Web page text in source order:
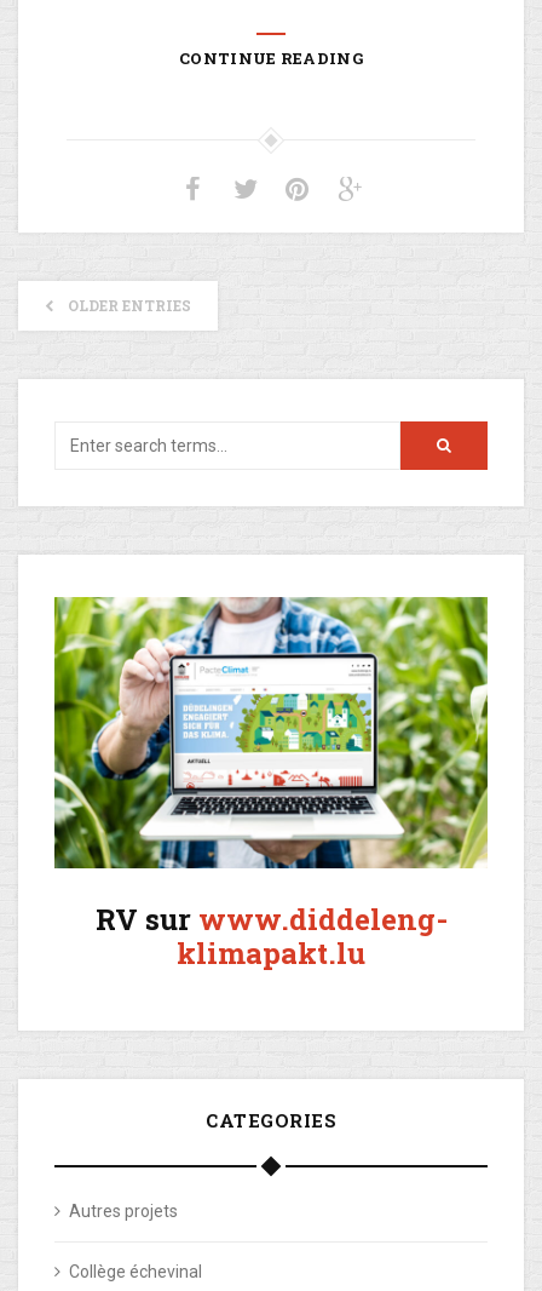
CONTINUE READING
OLDER ENTRIES
RV sur www.diddeleng-
klimapakt.lu
CATEGORIES
Autres projets
Collège échevinal